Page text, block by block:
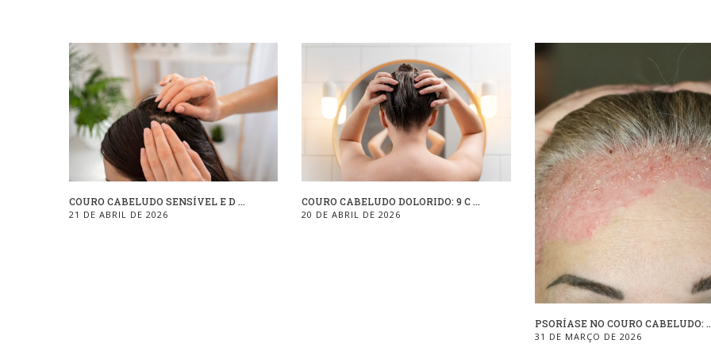
COURO CABELUDO SENSÍVEL E D ...
21 DE ABRIL DE 2026
COURO CABELUDO DOLORIDO: 9 C ...
20 DE ABRIL DE 2026
PSORÍASE NO COURO CABELUDO:
31 DE MARÇO DE 2026